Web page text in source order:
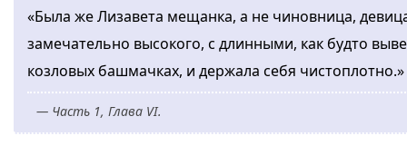
«Была же Лизавета мещанка, а не чиновница,
замечательно высокого, с длинными, как будто
козловых башмачках, и держала себя чистоплотно.»
— Часть 1, Глава VI.